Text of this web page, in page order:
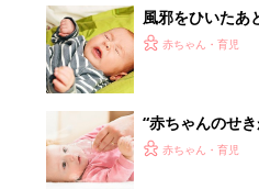
風邪をひいたあ
く･･･。免疫が
赤ちゃん・育児
“赤ちゃんのせ
の目安は？考え
赤ちゃん・育児